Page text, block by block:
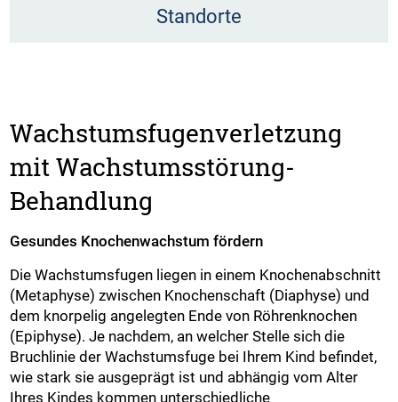
Standorte
Wachstumsfugenverletzung
mit Wachstumsstörung-
Behandlung
Gesundes Knochenwachstum fördern
Die Wachstumsfugen liegen in einem Knochenabschnitt
(Metaphyse) zwischen Knochenschaft (Diaphyse) und
dem knorpelig angelegten Ende von Röhrenknochen
(Epiphyse). Je nachdem, an welcher Stelle sich die
Bruchlinie der Wachstumsfuge bei Ihrem Kind befindet,
wie stark sie ausgeprägt ist und abhängig vom Alter
Ihres Kindes kommen unterschiedliche